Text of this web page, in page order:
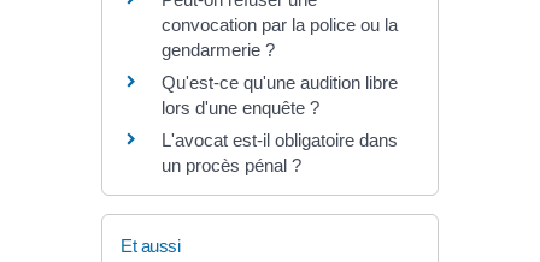
convocation par la police ou la
gendarmerie ?
Qu'est-ce qu'une audition libre
lors d'une enquête ?
L'avocat est-il obligatoire dans
un procès pénal ?
Et aussi